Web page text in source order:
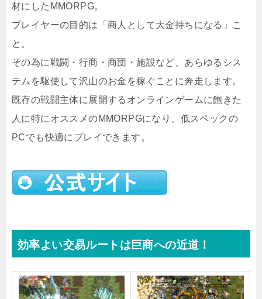
材にしたMMORPG。
プレイヤーの目的は「商人として大金持ちになる」こ
と。
その為に戦闘・行商・商団・施設など、あらゆるシス
テムを駆使して沢山のお金を稼ぐことに奔走します。
既存の戦闘主体に展開するオンラインゲームに飽きた
人に特にオススメのMMORPGになり、低スペックの
PCでも快適にプレイできます。
効率よい交易ルートは巨商への近道！